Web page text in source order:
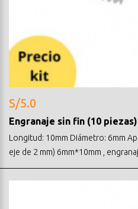
S/5.0
Engranaje sin fin (10 piezas)
Longitud: 10mm Diámetro: 6mm
eje de 2 mm) 6mm*10mm ,